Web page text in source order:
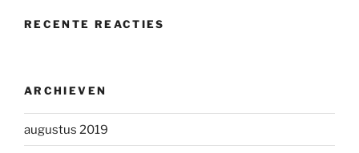
RECENTE REACTIES
ARCHIEVEN
augustus 2019